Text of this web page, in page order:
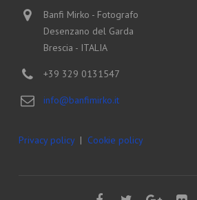
Banfi Mirko - Fotografo
Desenzano del Garda
Brescia - ITALIA
+39 329 0131547
info@banfimirko.it
Privacy policy| Cookie policy